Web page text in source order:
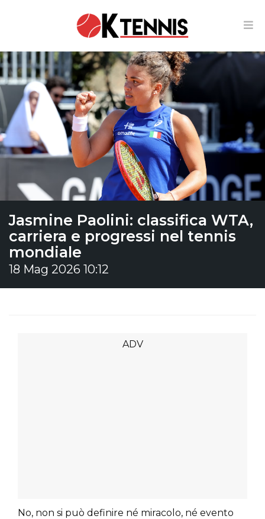
Jasmine Paolini: classifica WTA,
carriera e progressi nel tennis
mondiale
18 Mag 2026 10:12
No, non si può definire né miracolo, né evento